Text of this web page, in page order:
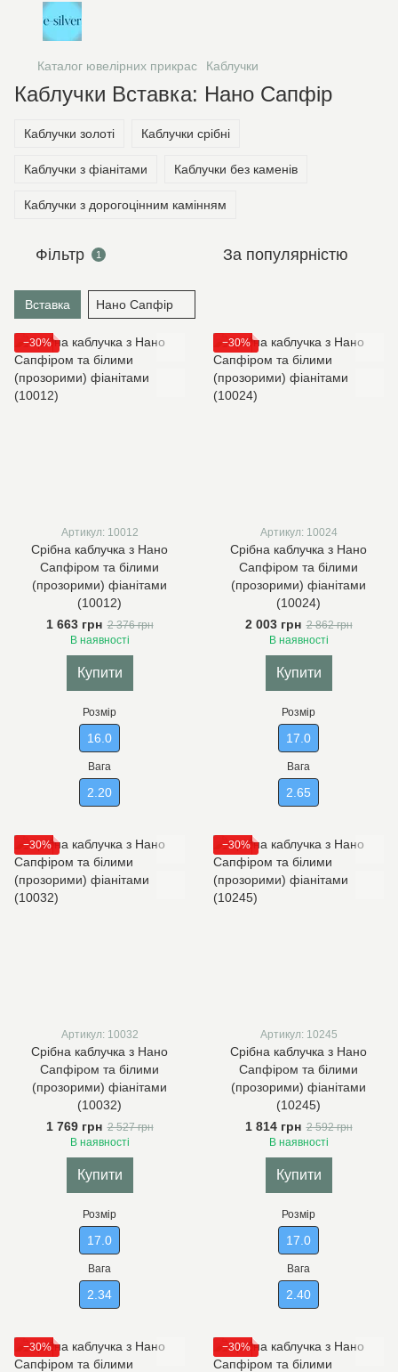
Каталог ювелірних прикрас Каблучки
Каблучки Вставка: Нано Сапфір
Каблучки золоті Каблучки срібні
Каблучки з фіанітами Каблучки без каменів
Каблучки з дорогоцінним камінням
Фільтр 1 За популярністю
Вставка Нано Сапфір
−30%
Артикул: 10012
Срібна каблучка з Нано
Сапфіром та білими
(прозорими) фіанітами
(10012)
1 663 грн 2 376 грн
В наявності
Купити
Розмір
16.0
Вага
2.20
−30%
Артикул: 10024
Срібна каблучка з Нано
Сапфіром та білими
(прозорими) фіанітами
(10024)
2 003 грн 2 862 грн
В наявності
Купити
Розмір
17.0
Вага
2.65
−30%
Артикул: 10032
Срібна каблучка з Нано
Сапфіром та білими
(прозорими) фіанітами
(10032)
1 769 грн 2 527 грн
В наявності
Купити
Розмір
17.0
Вага
2.34
−30%
Артикул: 10245
Срібна каблучка з Нано
Сапфіром та білими
(прозорими) фіанітами
(10245)
1 814 грн 2 592 грн
В наявності
Купити
Розмір
17.0
Вага
2.40
−30% −30%